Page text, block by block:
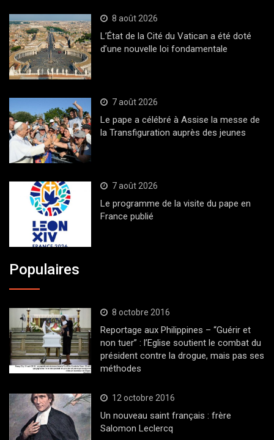
8 août 2026
L’État de la Cité du Vatican a été doté
d’une nouvelle loi fondamentale
7 août 2026
Le pape a célébré à Assise la messe de
la Transfiguration auprès des jeunes
7 août 2026
Le programme de la visite du pape en
France publié
Populaires
8 octobre 2016
Reportage aux Philippines – “Guérir et
non tuer” : l’Eglise soutient le combat du
président contre la drogue, mais pas ses
méthodes
12 octobre 2016
Un nouveau saint français : frère
Salomon Leclercq